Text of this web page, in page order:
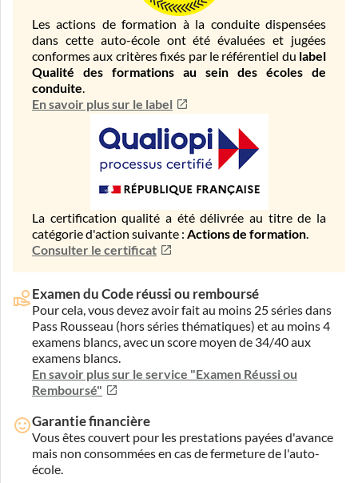
Les actions de formation à la conduite dispensées
dans cette auto-école ont été évaluées et jugées
conformes aux critères fixés par le référentiel du label
Qualité des formations au sein des écoles de
conduite.
En savoir plus sur le label
La certification qualité a été délivrée au titre de la
catégorie d'action suivante : Actions de formation.
Consulter le certificat
Examen du Code réussi ou remboursé
Pour cela, vous devez avoir fait au moins 25 séries dans
Pass Rousseau (hors séries thématiques) et au moins 4
examens blancs, avec un score moyen de 34/40 aux
examens blancs.
En savoir plus sur le service "Examen Réussi ou
Remboursé"
Garantie financière
Vous êtes couvert pour les prestations payées d'avance
mais non consommées en cas de fermeture de l'auto-
école.